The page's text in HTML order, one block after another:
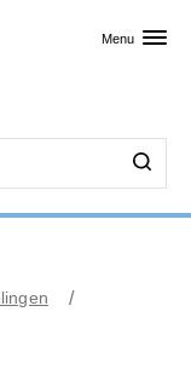
Menu